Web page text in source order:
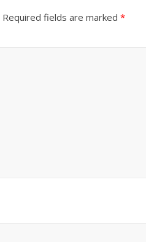
Required fields are marked *